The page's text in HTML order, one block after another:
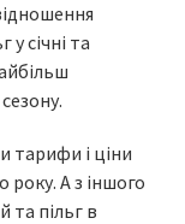
у січні та
тарифи і ціни
року. А з іншого
та пільг в